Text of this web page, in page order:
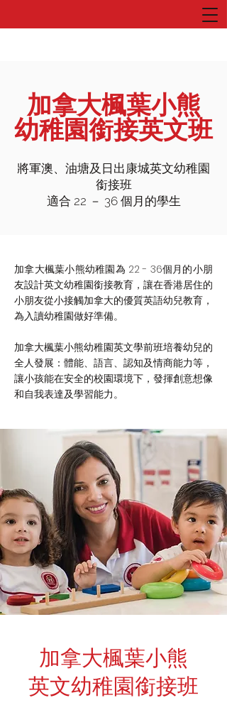
加拿大楓葉小熊
幼稚園銜接英文班
將軍澳、油塘及日出康城英文幼稚園
銜接班
適合 22 － 36 個月的學生
加拿大楓葉小熊幼稚園為 22 - 36個月的小朋
友設計英文幼稚園銜接教育，讓在香港居住的
小朋友從小接觸加拿大的優質英語幼兒教育，
為入讀幼稚園做好準備。
加拿大楓葉小熊幼稚園英文學前班培養幼兒的
全人發展：體能、語言、認知及情商能力等，
讓小孩能在安全的校園環境下，發揮創意想像
和自我表達及學習能力。
加拿大楓葉小熊
英文幼稚園銜接班